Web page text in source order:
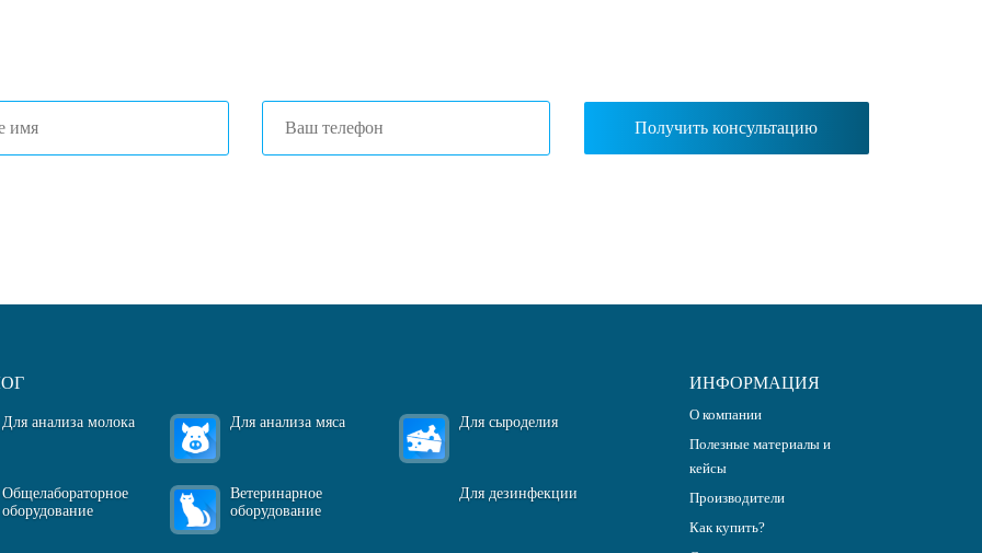
Для анализа молока Для анализа мяса Для сыроделия
Общелабораторное
оборудование
Ветеринарное
оборудование
Для дезинфекции
ИНФОРМАЦИЯ
О компании
Полезные материалы и
кейсы
Производители
Как купить?